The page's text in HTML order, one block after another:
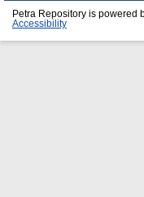
Petra Repository is powered
Accessibility